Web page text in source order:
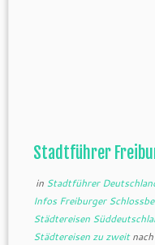
Stadtführer
in Stadtführer
Infos Freiburger
Städtereisen
Städtereisen zu zweitnach